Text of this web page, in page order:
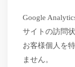
Google
サイトの訪問
お客様個人を
ません。